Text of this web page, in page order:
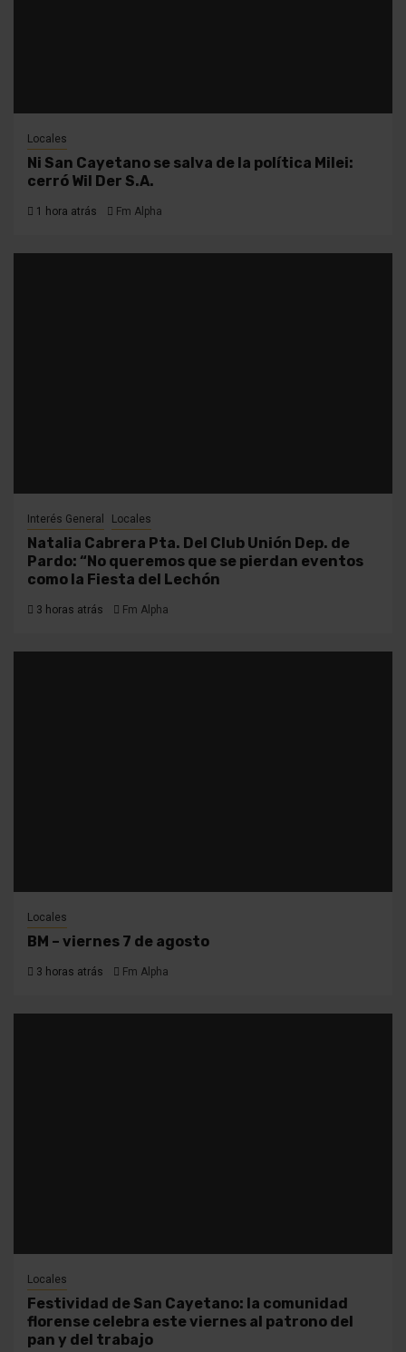
Locales
Ni San Cayetano se salva de la política Milei:
cerró Wil Der S.A.
1 hora atrás Fm Alpha
Interés General Locales
Natalia Cabrera Pta. Del Club Unión Dep. de
Pardo: “No queremos que se pierdan eventos
como la Fiesta del Lechón
3 horas atrás Fm Alpha
Locales
BM – viernes 7 de agosto
3 horas atrás Fm Alpha
Locales
Festividad de San Cayetano: la comunidad
florense celebra este viernes al patrono del
pan y del trabajo